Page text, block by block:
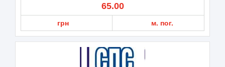
65.00
грн м. пог.